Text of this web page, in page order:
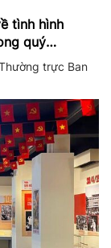
tình hình
quý
trực Ban